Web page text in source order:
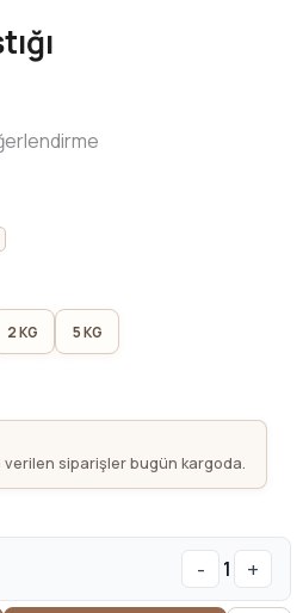
2 KG 5 KG
siparişler bugün kargoda.
- 1 +